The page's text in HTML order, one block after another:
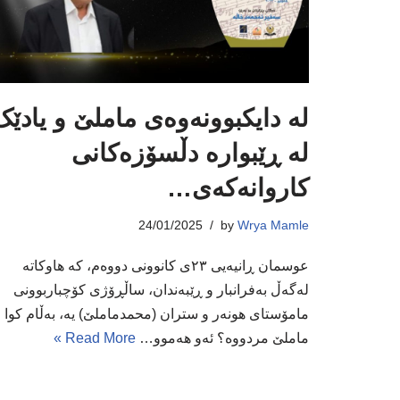
لە دایکبوونەوەى ماملێ و
لە ڕێبوارە دڵسۆزەکانى
کاروانەکەى…
by Wrya Mamle
24/01/2025
عوسمان ڕانیەیی ٢٣ى کانوونى دووەم، کە هاوکاتە
لەگەڵ بەفرانبار و ڕێبەندان، ساڵڕۆژى کۆچباربوونی
مامۆستاى هونەر و ستران (محمدماملێ) یە، بەڵام کوا
ماملێ مردووە؟ ئەو هەموو… Read More »